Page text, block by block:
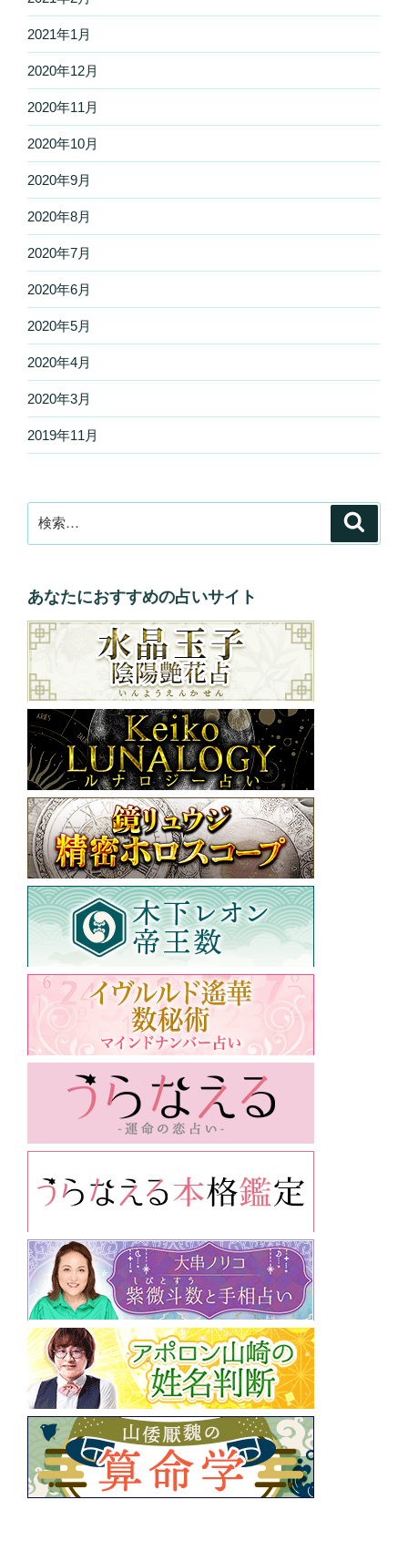
2021年1月
2020年12月
2020年11月
2020年10月
2020年9月
2020年8月
2020年7月
2020年6月
2020年5月
2020年4月
2020年3月
2019年11月
索:
あなたにおすすめの占いサイト